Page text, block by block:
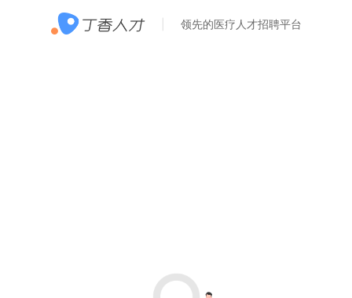
领先的医疗人才招聘平台